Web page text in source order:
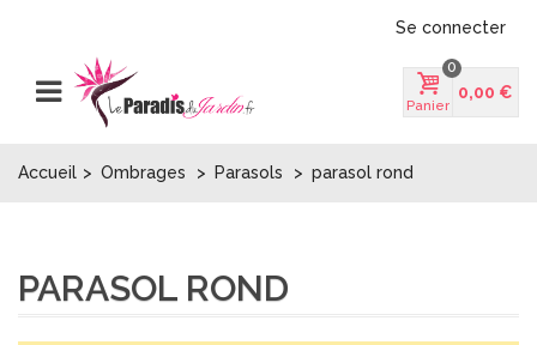
Se connecter
Panier
0
0,00 €
Accueil > Ombrages > Parasols > parasol rond
PARASOL ROND